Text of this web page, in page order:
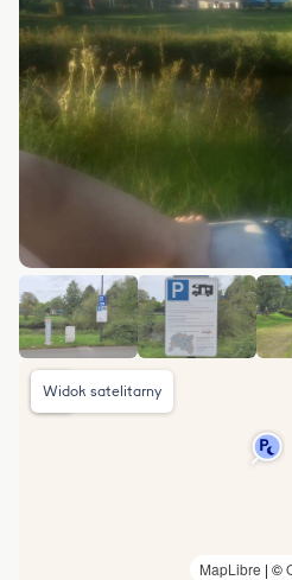
MapLibre | ©
Widok satelitarny